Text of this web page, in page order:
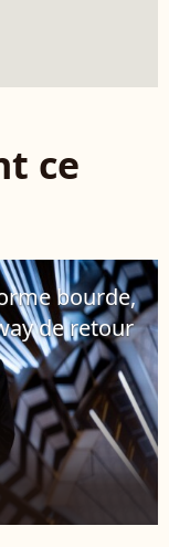
ce
bourde,
de retour